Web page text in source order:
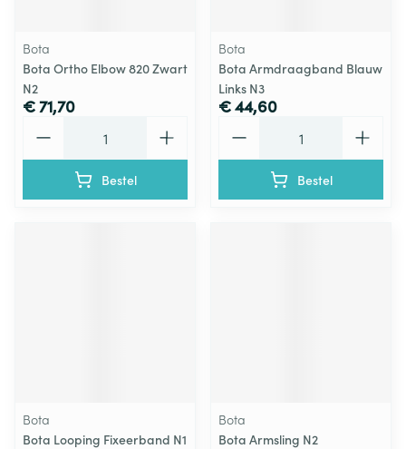
Bota
Bota Ortho Elbow 820 Zwart
N2
€ 71,70
Bestel
Bota
Bota Armdraagband Blauw
Links N3
€ 44,60
Bestel
Bota
Bota Looping Fixeerband N1
Bota
Bota Armsling N2